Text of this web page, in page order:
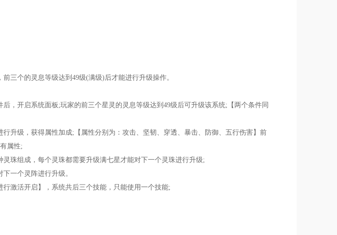
三个的灵息等级达到49级(满级)后才能进行升级操作。
，开启系统面板;玩家的前三个星灵的灵息等级达到49级后可升级该系统;【两个条件同
升级，获得属性加成;【属性分别为：攻击、坚韧、穿透、暴击、防御、五行伤害】前
属性;
珠组成，每个灵珠都需要升级满七星才能对下一个灵珠进行升级;
一个灵阵进行升级。
激活开启】，系统共后三个技能，只能使用一个技能;